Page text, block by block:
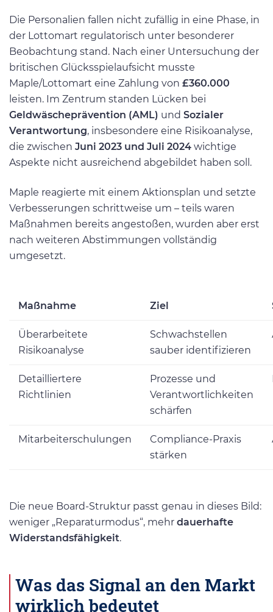
Die Personalien fallen nicht zufällig in eine Phase, in
der Lottomart regulatorisch unter besonderer
Beobachtung stand. Nach einer Untersuchung der
britischen Glücksspielaufsicht musste
Maple/Lottomart eine Zahlung von £360.000
leisten. Im Zentrum standen Lücken bei
Geldwäscheprävention (AML) und Sozialer
Verantwortung, insbesondere eine Risikoanalyse,
die zwischen Juni 2023 und Juli 2024 wichtige
Aspekte nicht ausreichend abgebildet haben soll.
Maple reagierte mit einem Aktionsplan und setzte
Verbesserungen schrittweise um – teils waren
Maßnahmen bereits angestoßen, wurden aber erst
nach weiteren Abstimmungen vollständig
umgesetzt.
Maßnahme Ziel
Überarbeitete
Risikoanalyse
Schwachstellen
sauber identifizieren
Detailliertere
Richtlinien
Prozesse und
Verantwortlichkeiten
schärfen
Mitarbeiterschulungen
Compliance-Praxis
stärken
Die neue Board-Struktur passt genau in dieses Bild:
weniger „Reparaturmodus“, mehr dauerhafte
Widerstandsfähigkeit.
Was das Signal an den Markt
wirklich bedeutet